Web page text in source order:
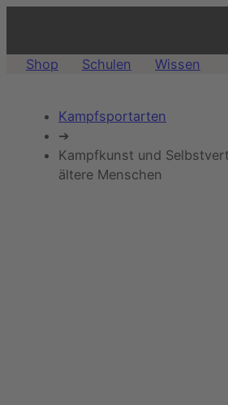
springen
Shop Schulen Wissen
Kampfsportarten
➔
Kampfkunst und
ältere Menschen